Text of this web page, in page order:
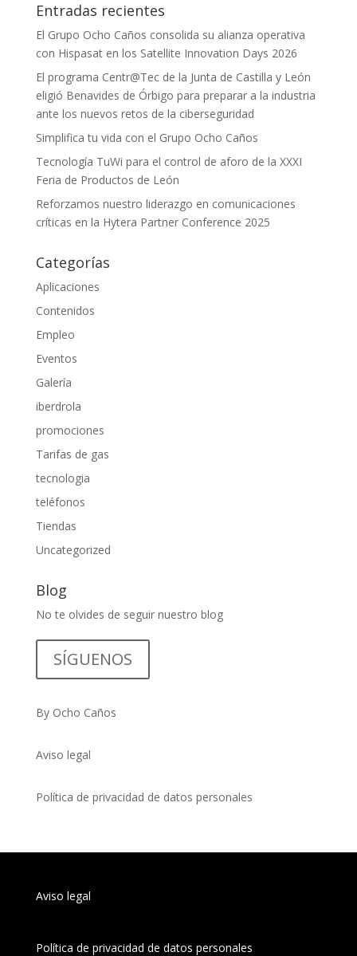
Entradas recientes
El Grupo Ocho Caños consolida su alianza operativa
con Hispasat en los Satellite Innovation Days 2026
El programa Centr@Tec de la Junta de Castilla y León
eligió Benavides de Órbigo para preparar a la industria
ante los nuevos retos de la ciberseguridad
Simplifica tu vida con el Grupo Ocho Caños
Tecnología TuWi para el control de aforo de la XXXI
Feria de Productos de León
Reforzamos nuestro liderazgo en comunicaciones
críticas en la Hytera Partner Conference 2025
Categorías
Aplicaciones
Contenidos
Empleo
Eventos
Galería
iberdrola
promociones
Tarifas de gas
tecnologia
teléfonos
Tiendas
Uncategorized
Blog
No te olvides de seguir nuestro blog
SÍGUENOS
By Ocho Caños
Aviso legal
Política de privacidad de datos personales
Aviso legal
Política de privacidad de datos personales